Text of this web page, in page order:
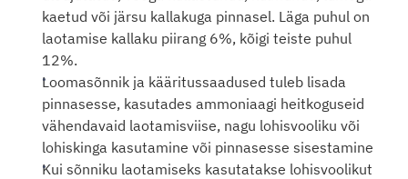
kaetud või järsu kallakuga pinnasel. Läga puhul on
laotamise kallaku piirang 6%, kõigi teiste puhul
12%.
Loomasõnnik ja kääritussaadused tuleb lisada
pinnasesse, kasutades ammoniaagi heitkoguseid
vähendavaid laotamisviise, nagu lohisvooliku või
lohiskinga kasutamine või pinnasesse sisestamine
Kui sõnniku laotamiseks kasutatakse lohisvoolikut